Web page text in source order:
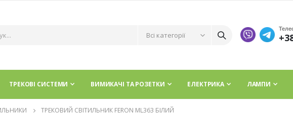
ТРЕКОВІ СИСТЕМИ ВИМИКАЧІ ТА РОЗЕТКИ ЕЛЕКТРИКА ЛАМПИ
ТРЕКОВИЙ СВІТИЛЬНИК FERON ML363 БІЛИЙ